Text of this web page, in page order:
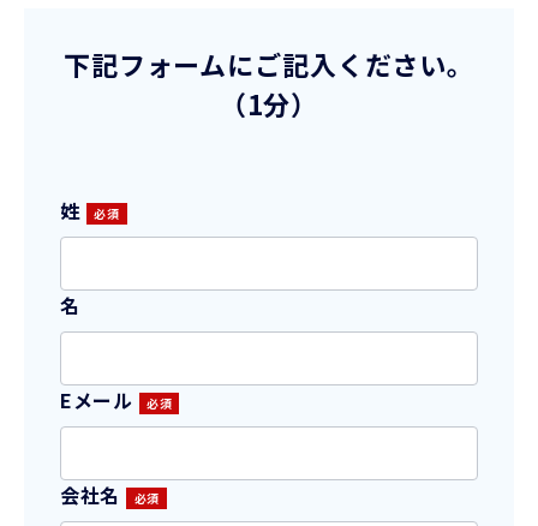
下記フォームにご記入ください。
（1分）
姓
名
Eメール
会社名